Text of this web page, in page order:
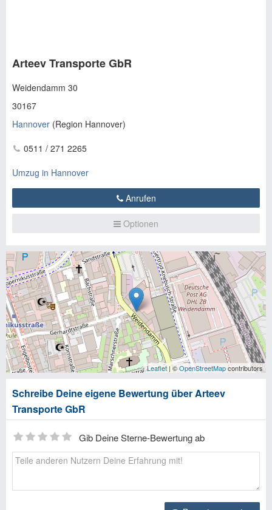
Arteev Transporte GbR
Weidendamm 30
30167
Hannover (Region Hannover)
0511 / 271 2265
Umzug in Hannover
Anrufen
Optionen
Leaflet| ©OpenStreetMapcontributors
Schreibe Deine eigene Bewertung über Arteev
Transporte GbR
Gib Deine Sterne-Bewertung ab